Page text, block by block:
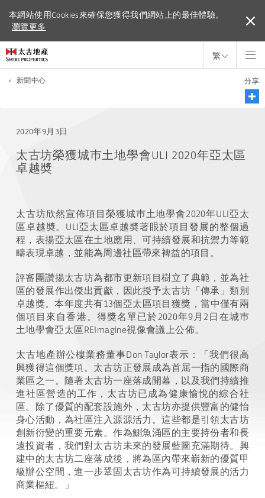
本網站使用Cookies來確保您獲得我們網站上的最佳體驗。
瀏覽更多
本網站使用Cookies來確保您獲得我們網站上的最佳體驗。
瀏覽更多
繁
< 新聞中心 分享
2020年9月3日
太古坊榮獲城巿土地學會ULI 2020年亞太區
卓越奬
太古坊欣然宣佈項目榮獲城巿土地學會2020年ULI亞太
區卓越奬。 ULI亞太區卓越奬著眼於項目發展的整個過
程，表揚亞太區在土地應用、可持續發展和抗禦力等範
疇表現卓越，並能為周邊社區帶來裨益的項目。
評審團讚揚太古坊為都市更新項目樹立了典範，並為社
區的發展作出傑出貢獻，因此授予太古坊「傳承」類別
卓越獎。本年度共有13個亞太區項目獲獎，當中僅有兩
個項目來自香港。得獎名單已於 2020年9 月 2 日在城巿
土地學會亞太區REImagine視像會議上公佈。
太古地產辦公樓業務董事Don Taylor表示：「我們很高
興獲得這個獎項。太古坊正發展成為首屈一指的國際商
業區之一。隨著太古坊一座落成開幕，以及我們持續推
進社區營造的工作，太古坊已成為健康愉悅的綜合社
區。除了優質的配套設施外，太古坊亦提供豐富的健怡
身心活動，為社區注入源源活力。這些都是引領太古坊
創新衍變的重要元素。作為鰂魚涌區的主要持份者和長
遠投資者，我們對太古坊未來的發展藍圖充滿期待。興
建中的太古坊二座落成後，將為區內帶來嶄新的優質甲
級辦公空間，進一步鞏固太古坊作為可持續發展的活力
商業樞紐。」